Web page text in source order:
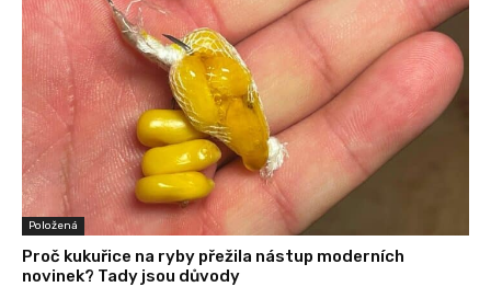
Položená
Proč kukuřice na ryby přežila nástup moderních
novinek? Tady jsou důvody